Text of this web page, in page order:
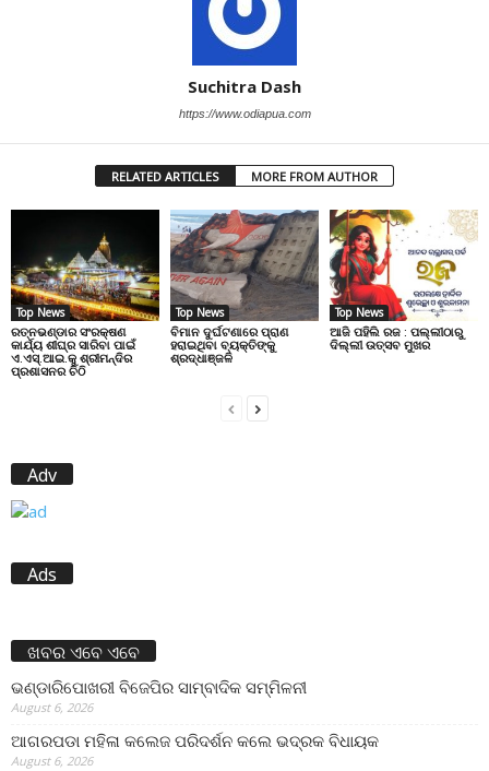
Suchitra Dash
https://www.odiapua.com
RELATED ARTICLES MORE FROM AUTHOR
Top News
ରତ୍ନଭଣ୍ଡାର ସଂରକ୍ଷଣ
କାର୍ଯ୍ୟ ଶୀଘ୍ର ସାରିବା ପାଇଁ
ଏ.ଏସ୍.ଆଇ.କୁ ଶ୍ରୀମନ୍ଦିର
ପ୍ରଶାସନର ଚିଠି
Top News
ବିମାନ ଦୁର୍ଘଟଣାରେ ପ୍ରାଣ
ହରାଇଥିବା ବ୍ୟକ୍ତିଙ୍କୁ
ଶ୍ରଦ୍ଧାଞ୍ଜଳି
Top News
ଆଜି ପହିଲି ରଜ : ପଲ୍ଲୀଠାରୁ
ଦିଲ୍ଲୀ ଉତ୍ସବ ମୁଖର
Adv
Ads
ଖବର ଏବେ ଏବେ
ଭଣ୍ଡାରିପୋଖରୀ ବିଜେପିର ସାମ୍ବାଦିକ ସମ୍ମିଳନୀ
August 6, 2026
ଆଗରପଡା ମହିଳା କଲେଜ ପରିଦର୍ଶନ କଲେ ଭଦ୍ରକ ବିଧାୟକ
August 6, 2026